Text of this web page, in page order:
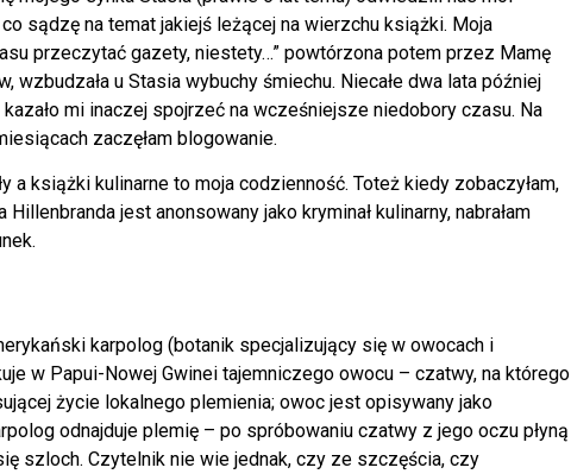
sądzę na temat jakiejś leżącej na wierzchu książki. Moja
przeczytać gazety, niestety…” powtórzona potem przez Mamę
wzbudzała u Stasia wybuchy śmiechu. Niecałe dwa lata później
mi inaczej spojrzeć na wcześniejsze niedobory czasu. Na
zaczęłam blogowanie.
a książki kulinarne to moja codzienność. Toteż kiedy zobaczyłam,
Hillenbranda jest anonsowany jako kryminał kulinarny, nabrałam
karpolog (botanik specjalizujący się w owocach i
w Papui-Nowej Gwinei tajemniczego owocu – czatwy, na którego
życie lokalnego plemienia; owoc jest opisywany jako
odnajduje plemię – po spróbowaniu czatwy z jego oczu płyną
szloch. Czytelnik nie wie jednak, czy ze szczęścia, czy